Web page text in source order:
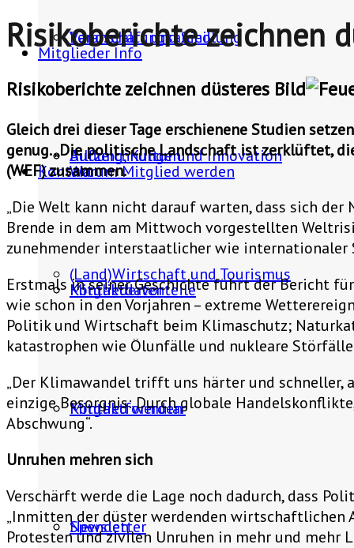
Landschaft und Siedlung
Bildung, Kultur und Innovation
(Land)Wirtschaft und Tourismus
Veranstaltungsarchiv
Aufzeichnungen
Mitglieder Info
Warum Mitglied werden
Mitgliedervorteile
Mitglied werden
Spenden
Kontakt
Kontaktdaten
Kontaktformular
Newsletter
Risikoberichte zeichnen
Risikoberichte zeichnen düsteres Bild
Gleich drei dieser Tage erschienene Studien
genug. „Die politische Landschaft ist zerklüftet,
(WEF) zusammen.
„Die Welt kann nicht darauf warten, dass sich
Brende in dem am Mittwoch vorgestellten
zunehmender interstaatlicher wie internationaler
Erstmals in seiner Geschichte führt der Bericht
wie schon in den Vorjahren – extreme
Politik und Wirtschaft beim Klimaschutz;
katastrophen wie Ölunfälle und nukleare
„Der Klimawandel trifft uns härter und schneller,
einzige Besorgnis: Durch globale
Abschwung“.
Unruhen mehren sich
Verschärft werde die Lage noch dadurch, dass
„Inmitten der düster werdenden wirtschaftlichen
Protesten und zivilen Unruhen in mehr und mehr